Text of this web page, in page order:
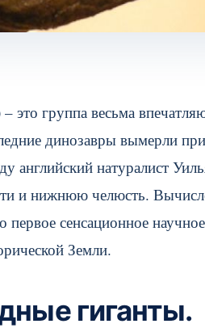
группа весьма
динозавры вымерли
английский натуралист
и нижнюю челюсть.
сенсационное
Земли.
гиганты.